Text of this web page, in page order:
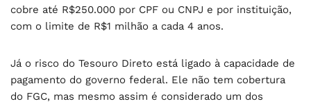
cobre até R$250.000 por CPF ou CNPJ e por instituição,
com o limite de R$1 milhão a cada 4 anos.
Já o risco do Tesouro Direto está ligado à capacidade de
pagamento do governo federal. Ele não tem cobertura
do FGC, mas mesmo assim é considerado um dos